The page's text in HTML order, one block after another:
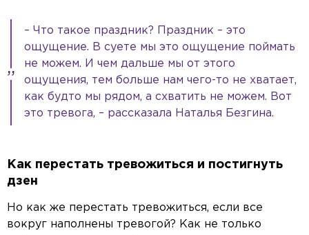
– Что такое праздник? Праздник – это
ощущение. В суете мы это ощущение поймать
не можем. И чем дальше мы от этого
ощущения, тем больше нам чего-то не хватает,
как будто мы рядом, а схватить не можем. Вот
это тревога, – рассказала Наталья Безгина.
Как перестать тревожиться и постигнуть
дзен
Но как же перестать тревожиться, если все
вокруг наполнены тревогой? Как не только